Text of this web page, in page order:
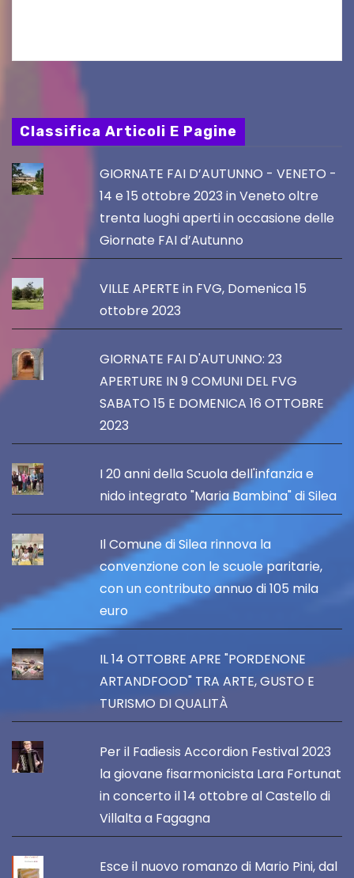
Classifica Articoli E Pagine
GIORNATE FAI D’AUTUNNO - VENETO -
14 e 15 ottobre 2023 in Veneto oltre
trenta luoghi aperti in occasione delle
Giornate FAI d’Autunno
VILLE APERTE in FVG, Domenica 15
ottobre 2023
GIORNATE FAI D'AUTUNNO: 23
APERTURE IN 9 COMUNI DEL FVG
SABATO 15 E DOMENICA 16 OTTOBRE
2023
I 20 anni della Scuola dell'infanzia e
nido integrato "Maria Bambina" di Silea
Il Comune di Silea rinnova la
convenzione con le scuole paritarie,
con un contributo annuo di 105 mila
euro
IL 14 OTTOBRE APRE "PORDENONE
ARTANDFOOD" TRA ARTE, GUSTO E
TURISMO DI QUALITÀ
Per il Fadiesis Accordion Festival 2023
la giovane fisarmonicista Lara Fortunat
in concerto il 14 ottobre al Castello di
Villalta a Fagagna
Esce il nuovo romanzo di Mario Pini, dal